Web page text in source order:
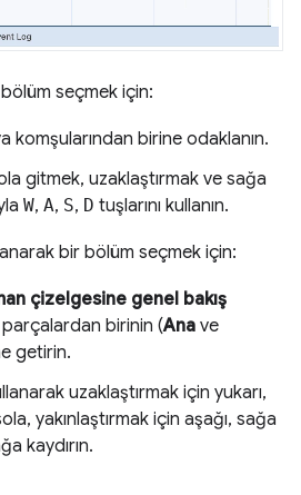
seçmek için:
komşularından birine odaklanın.
gitmek, uzaklaştırmak ve sağa
W, A, S, D tuşlarını kullanın.
bir bölüm seçmek için:
çizelgesine genel bakış
birinin (Ana ve
getirin.
uzaklaştırmak için yukarı,
yakınlaştırmak için aşağı, sağa
kaydırın.